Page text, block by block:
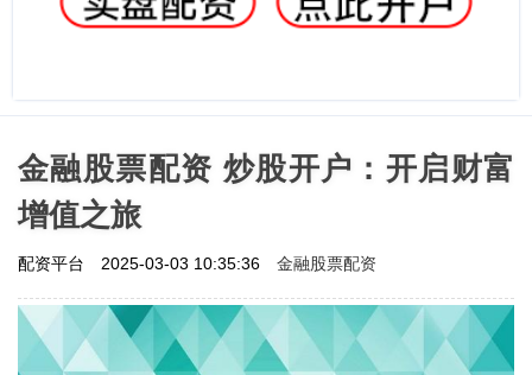
金融股票配资 炒股开户：开启财富
增值之旅
配资平台 2025-03-03 10:35:36 金融股票配资